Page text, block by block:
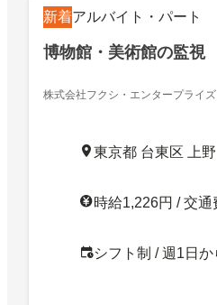
新着アルバイト・パート
博物館・美術館の監視
株式会社フクシ・エンタープライ
東京都 台東区 上野
時給1,226円 / 交通
シフト制 / 週1日